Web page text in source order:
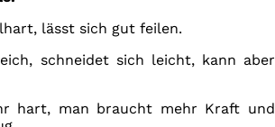
lässt sich gut feilen.
schneidet sich leicht, kann aber
hart, man braucht mehr Kraft und